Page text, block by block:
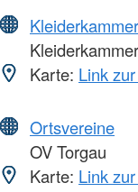
Kleiderkammer
Karte: Link
Ortsvereine
OV Torgau
Karte: Link